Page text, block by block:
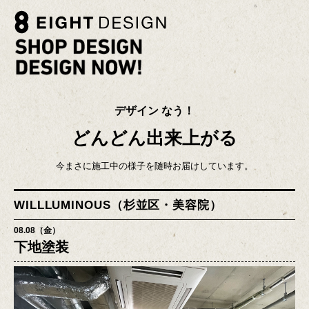
デザイン なう！
どんどん出来上がる
今まさに施工中の様子を随時お届けしています。
WILLLUMINOUS（杉並区・美容院）
08.08（金）
下地塗装